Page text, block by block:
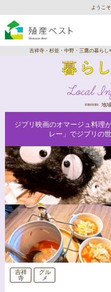
ようこ
吉祥寺・杉並・中野・三鷹の暮ら
Local
地
ジブリ映画のオマージュ料理
レー」でジブリの
吉祥
寺
グル
メ